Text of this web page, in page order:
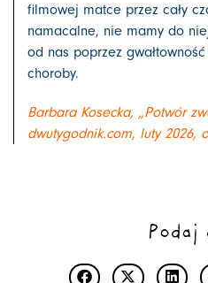
filmowej matce przez cały
namacalne, nie mamy do
od nas poprzez
choroby.
Barbara Kosecka, „Potwór
dwutygodnik.com, luty 2026,
Podaj